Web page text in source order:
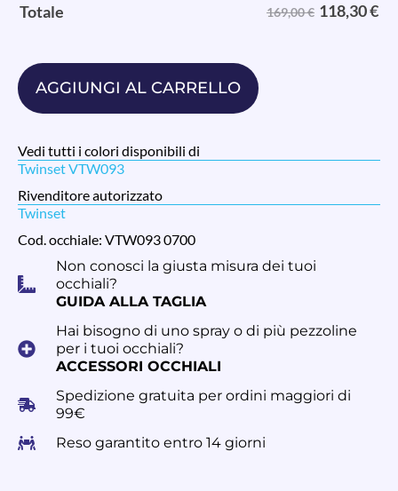
Totale 169,00 € 118,30€
AGGIUNGI AL CARRELLO
Vedi tutti i colori disponibili di
Twinset VTW093
Rivenditore autorizzato
Twinset
Cod. occhiale: VTW093 0700
Non conosci la giusta misura dei tuoi
occhiali?
GUIDA ALLA TAGLIA
Hai bisogno di uno spray o di più pezzoline
per i tuoi occhiali?
ACCESSORI OCCHIALI
Spedizione gratuita per ordini maggiori di
99€
Reso garantito entro 14 giorni